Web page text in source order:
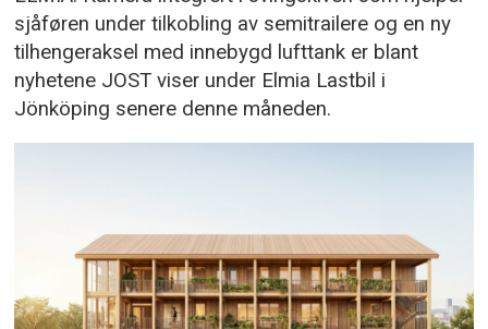
sjåføren under tilkobling av semitrailere og en ny
tilhengeraksel med innebygd lufttank er blant
nyhetene JOST viser under Elmia Lastbil i
Jönköping senere denne måneden.